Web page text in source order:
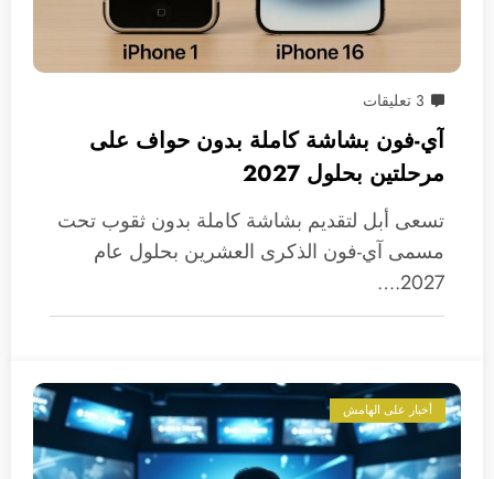
3 تعليقات
آي-فون بشاشة كاملة بدون حواف على
مرحلتين بحلول 2027
تسعى أبل لتقديم بشاشة كاملة بدون ثقوب تحت
مسمى آي-فون الذكرى العشرين بحلول عام
2027.…
أخبار على الهامش